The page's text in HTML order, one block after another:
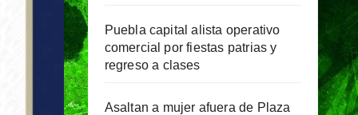
Puebla capital alista operativo
comercial por fiestas patrias y
regreso a clases
Asaltan a mujer afuera de Plaza